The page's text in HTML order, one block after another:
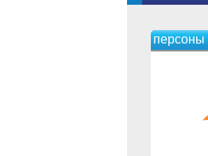
персоны